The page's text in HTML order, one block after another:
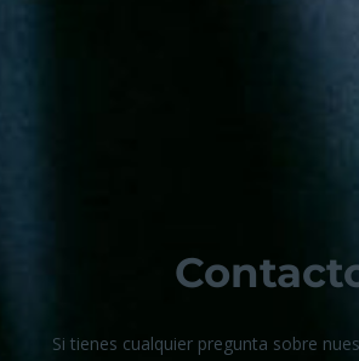
Si tienes cualquier pregunta sobre